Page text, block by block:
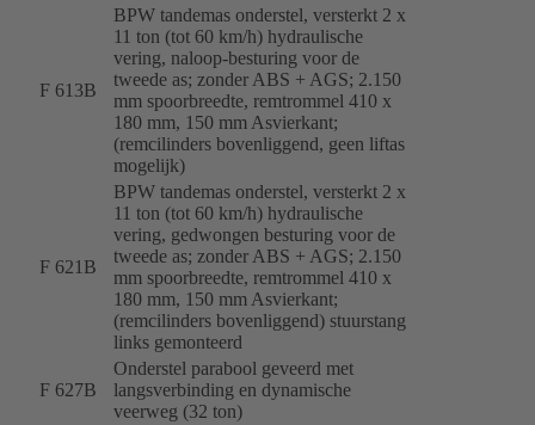
F 613B
BPW tandemas onderstel, versterkt 2 x
11 ton (tot 60 km/h) hydraulische
vering, naloop-besturing voor de
tweede as; zonder ABS + AGS; 2.150
mm spoorbreedte, remtrommel 410 x
180 mm, 150 mm Asvierkant;
(remcilinders bovenliggend, geen liftas
mogelijk)
F 621B
BPW tandemas onderstel, versterkt 2 x
11 ton (tot 60 km/h) hydraulische
vering, gedwongen besturing voor de
tweede as; zonder ABS + AGS; 2.150
mm spoorbreedte, remtrommel 410 x
180 mm, 150 mm Asvierkant;
(remcilinders bovenliggend) stuurstang
links gemonteerd
F 627B
Onderstel parabool geveerd met
langsverbinding en dynamische
veerweg (32 ton)